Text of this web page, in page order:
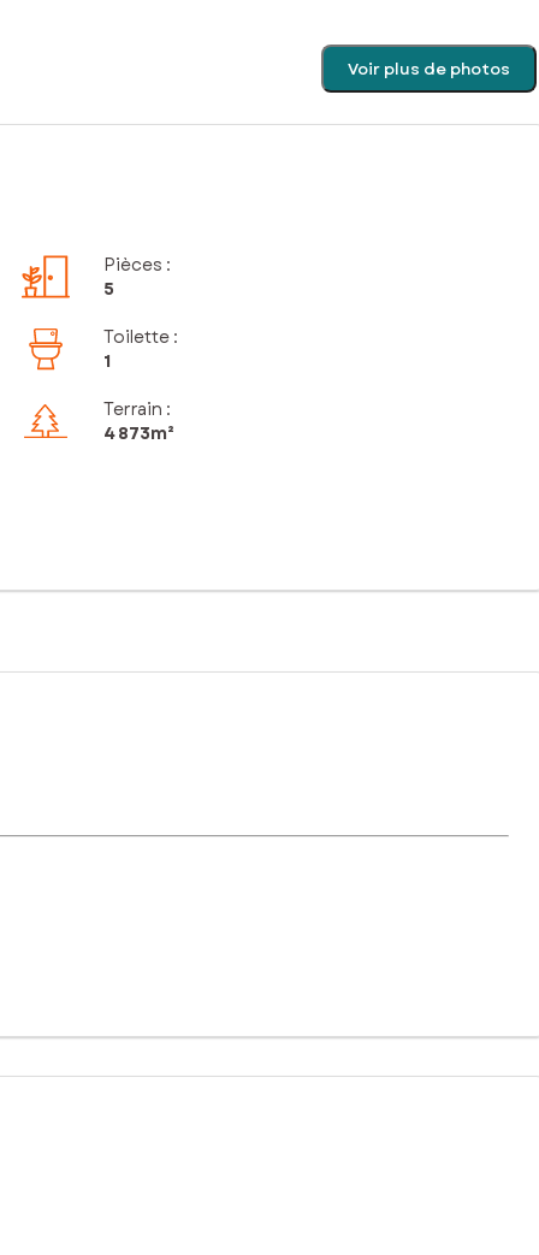
Voir plus de photos
Pièces :
5
Toilette :
1
Terrain :
4 873m²
et verdoyant, tout en restant à 25 minutes de La Roche
vos envies.